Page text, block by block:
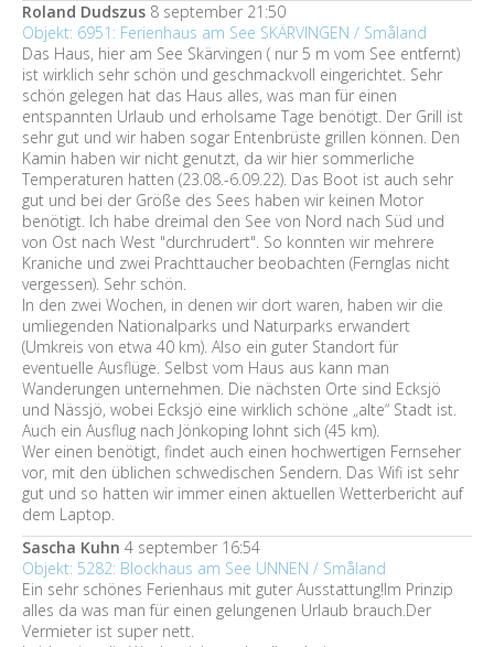
Roland Dudszus 8 september 21:50
Objekt: 6951: Ferienhaus am See SKÄRVINGEN / Småland
Das Haus, hier am See Skärvingen ( nur 5 m vom See entfernt)
ist wirklich sehr schön und geschmackvoll eingerichtet. Sehr
schön gelegen hat das Haus alles, was man für einen
entspannten Urlaub und erholsame Tage benötigt. Der Grill ist
sehr gut und wir haben sogar Entenbrüste grillen können. Den
Kamin haben wir nicht genutzt, da wir hier sommerliche
Temperaturen hatten (23.08.-6.09.22). Das Boot ist auch sehr
gut und bei der Größe des Sees haben wir keinen Motor
benötigt. Ich habe dreimal den See von Nord nach Süd und
von Ost nach West "durchrudert". So konnten wir mehrere
Kraniche und zwei Prachttaucher beobachten (Fernglas nicht
vergessen). Sehr schön.
In den zwei Wochen, in denen wir dort waren, haben wir die
umliegenden Nationalparks und Naturparks erwandert
(Umkreis von etwa 40 km). Also ein guter Standort für
eventuelle Ausflüge. Selbst vom Haus aus kann man
Wanderungen unternehmen. Die nächsten Orte sind Ecksjö
und Nässjö, wobei Ecksjö eine wirklich schöne „alte“ Stadt ist.
Auch ein Ausflug nach Jönkoping lohnt sich (45 km).
Wer einen benötigt, findet auch einen hochwertigen Fernseher
vor, mit den üblichen schwedischen Sendern. Das Wifi ist sehr
gut und so hatten wir immer einen aktuellen Wetterbericht auf
dem Laptop.
Sascha Kuhn 4 september 16:54
Objekt: 5282: Blockhaus am See UNNEN / Småland
Ein sehr schönes Ferienhaus mit guter Ausstattung!Im Prinzip
alles da was man für einen gelungenen Urlaub brauch.Der
Vermieter ist super nett.